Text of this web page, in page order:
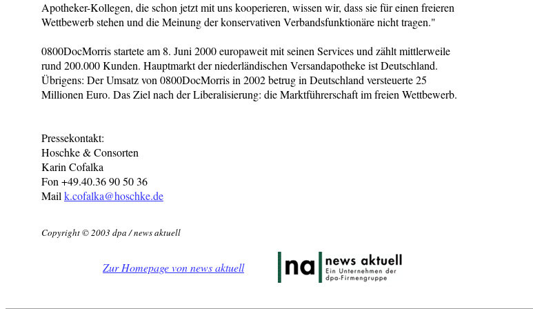
Apotheker-Kollegen, die schon jetzt mit uns kooperieren, wissen wir, dass sie für einen freieren
Wettbewerb stehen und die Meinung der konservativen Verbandsfunktionäre nicht tragen."
0800DocMorris startete am 8. Juni 2000 europaweit mit seinen Services und zählt mittlerweile
rund 200.000 Kunden. Hauptmarkt der niederländischen Versandapotheke ist Deutschland.
Übrigens: Der Umsatz von 0800DocMorris in 2002 betrug in Deutschland versteuerte 25
Millionen Euro. Das Ziel nach der Liberalisierung: die Marktführerschaft im freien Wettbewerb.
Pressekontakt:
Hoschke & Consorten
Karin Cofalka
Fon +49.40.36 90 50 36
Mailk.cofalka@hoschke.de
Copyright © 2003 dpa / news aktuell
Zur Homepage von news aktuell